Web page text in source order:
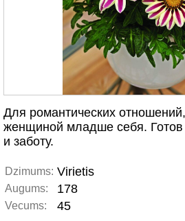
Для романтических
женщиной младше себя. Готов
и заботу.
Dzimums: Virietis
Augums: 178
Vecums: 45